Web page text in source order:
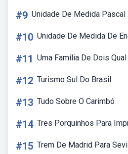
#9 Unidade De Medida Pascal
#10 Unidade De Medida De
#11 Uma Família De Dois
#12 Turismo Sul Do Brasil
#13 Tudo Sobre O Carimbó
#14 Tres Porquinhos Para
#15 Trem De Madrid Para